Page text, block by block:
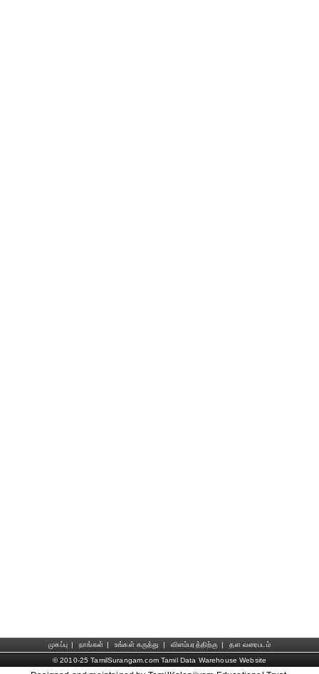
முகப்பு | நாங்கள் | உங்கள் கருத்து | விளம்பரத்திற்கு |
தள வரைபடம்
© 2010-25 TamilSurangam.com Tamil Data Warehouse Website